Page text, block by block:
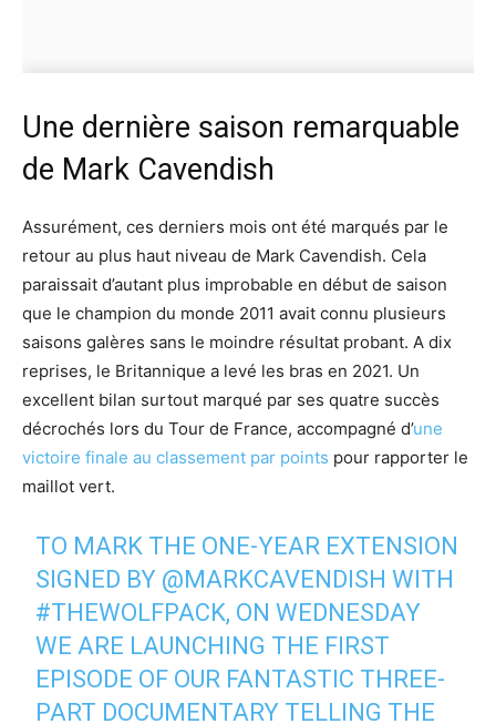
Une dernière saison remarquable
de Mark Cavendish
Assurément, ces derniers mois ont été marqués par le
retour au plus haut niveau de Mark Cavendish. Cela
paraissait d’autant plus improbable en début de saison
que le champion du monde 2011 avait connu plusieurs
saisons galères sans le moindre résultat probant. A dix
reprises, le Britannique a levé les bras en 2021. Un
excellent bilan surtout marqué par ses quatre succès
décrochés lors du Tour de France, accompagné d’une
victoire finale au classement par points pour rapporter le
maillot vert.
TO MARK THE ONE-YEAR EXTENSION
SIGNED BY @MARKCAVENDISH WITH
#THEWOLFPACK, ON WEDNESDAY
WE ARE LAUNCHING THE FIRST
EPISODE OF OUR FANTASTIC THREE-
PART DOCUMENTARY TELLING THE